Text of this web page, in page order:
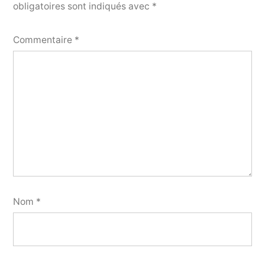
obligatoires sont indiqués avec *
Commentaire *
Nom *